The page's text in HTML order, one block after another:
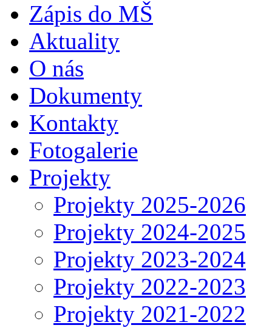
Zápis do MŠ
Aktuality
O nás
Dokumenty
Kontakty
Fotogalerie
Projekty
Projekty 2025-2026
Projekty 2024-2025
Projekty 2023-2024
Projekty 2022-2023
Projekty 2021-2022